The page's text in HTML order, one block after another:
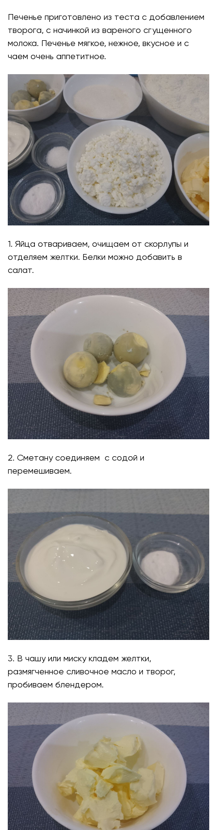
Печенье приготовлено из теста с добавлением
творога, с начинкой из вареного сгущенного
молока. Печенье мягкое, нежное, вкусное и с
чаем очень аппетитное.
1. Яйца отвариваем, очищаем от скорлупы и
отделяем желтки. Белки можно добавить в
салат.
2. Сметану соединяем с содой и
перемешиваем.
3. В чашу или миску кладем желтки,
размягченное сливочное масло и творог,
пробиваем блендером.